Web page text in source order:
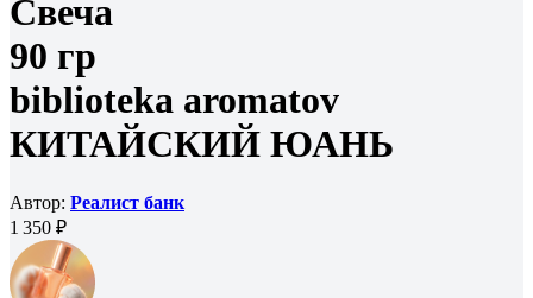
Свеча
90 гр
biblioteka aromatov
КИТАЙСКИЙ ЮАНЬ
Автор: Реалист банк
1 350 ₽